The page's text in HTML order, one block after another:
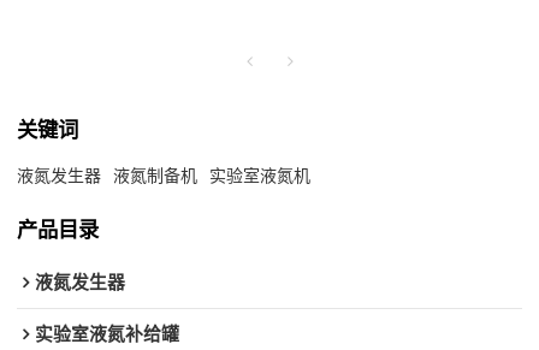
关键词
液氮发生器 液氮制备机 实验室液氮机
产品目录
液氮发生器
实验室液氮补给罐